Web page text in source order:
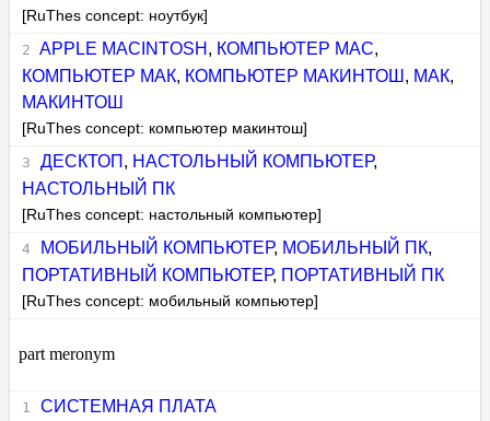
[RuThes concept: ноутбук]
APPLE MACINTOSH , КОМПЬЮТЕР MAC,
КОМПЬЮТЕР МАК, КОМПЬЮТЕР МАКИНТОШ , МАК,
МАКИНТОШ
[RuThes concept: компьютер макинтош]
ДЕСКТОП , НАСТОЛЬНЫЙ КОМПЬЮТЕР,
НАСТОЛЬНЫЙ ПК
[RuThes concept: настольный компьютер]
МОБИЛЬНЫЙ КОМПЬЮТЕР, МОБИЛЬНЫЙ ПК,
ПОРТАТИВНЫЙ КОМПЬЮТЕР, ПОРТАТИВНЫЙ ПК
[RuThes concept: мобильный компьютер]
part meronym
СИСТЕМНАЯ ПЛАТА